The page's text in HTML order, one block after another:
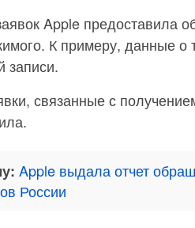
Apple предоставила
К примеру, данные о
записи.
связанные с
Apple выдала отчет
России